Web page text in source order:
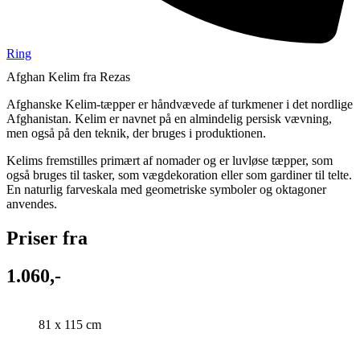
Ring
Afghan Kelim fra Rezas
Afghanske Kelim-tæpper er håndvævede af turkmener i det nordlige
Afghanistan. Kelim er navnet på en almindelig persisk vævning,
men også på den teknik, der bruges i produktionen.
Kelims fremstilles primært af nomader og er luvløse tæpper, som
også bruges til tasker, som vægdekoration eller som gardiner til telte.
En naturlig farveskala med geometriske symboler og oktagoner
anvendes.
Priser fra
1.060,-
81 x 115 cm